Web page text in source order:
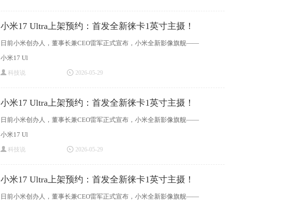
小米17 Ultra上架预约：首发全新徕卡1英寸主摄！
日前小米创办人，董事长兼CEO雷军正式宣布，小米全新影像旗舰——
小米17 Ul
科技说 2026-05-29
小米17 Ultra上架预约：首发全新徕卡1英寸主摄！
日前小米创办人，董事长兼CEO雷军正式宣布，小米全新影像旗舰——
小米17 Ul
科技说 2026-05-29
小米17 Ultra上架预约：首发全新徕卡1英寸主摄！
日前小米创办人，董事长兼CEO雷军正式宣布，小米全新影像旗舰——